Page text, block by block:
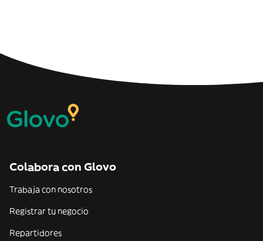
Colabora con Glovo
Trabaja con nosotros
Registrar tu negocio
Repartidores